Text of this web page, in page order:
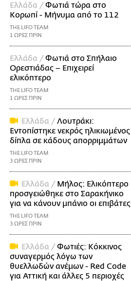
Ελλάδα /Φωτιά τώρα στο
Κορωπί - Μήνυμα από το 112
THE LIFO TEAM
1 ΩΡΕΣ ΠΡΙΝ
Ελλάδα /Φωτιά στο Σπήλαιο
Ορεστιάδας – Επιχειρεί
ελικόπτερο
THE LIFO TEAM
1 ΩΡΕΣ ΠΡΙΝ
Ελλάδα /Λουτράκι:
Εντοπίστηκε νεκρός ηλικιωμένος
δίπλα σε κάδους απορριμμάτων
THE LIFO TEAM
3 ΩΡΕΣ ΠΡΙΝ
Ελλάδα / Μήλος: Ελικόπτερο
προσγειώθηκε στο Σαρακήνικο
για να κάνουν μπάνιο οι επιβάτες
THE LIFO TEAM
3 ΩΡΕΣ ΠΡΙΝ
Ελλάδα /Φωτιές: Κόκκινος
συναγερμός λόγω των
θυελλωδών ανέμων - Red Code
για Αττική και άλλες 5 περιοχές